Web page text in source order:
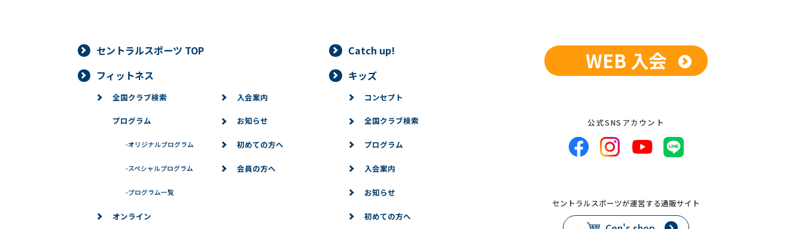
セントラルスポーツ TOP
Catch up!
フィットネス
全国クラブ検索
プログラム
-オリジナルプログラム
-スペシャルプログラム
-プログラム一覧
オンライン
入会案内
お知らせ
初めての方へ
会員の方へ
キッズ
コンセプト
全国クラブ検索
プログラム
入会案内
お知らせ
初めての方へ
WEB 入会
公式SNSアカウント
セントラルスポーツが運営する通販サイト